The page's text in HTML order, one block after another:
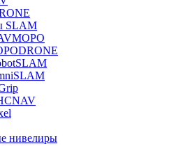
SLAM
нивелиры